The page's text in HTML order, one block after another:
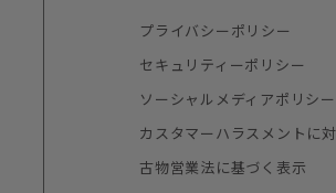
プライバシーポリシー
セキュリティーポリシー
ソーシャルメディアポリシー
カスタマーハラスメントに
古物営業法に基づく表示